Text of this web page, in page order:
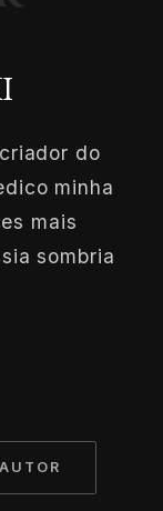
do
minha
mais
sombria